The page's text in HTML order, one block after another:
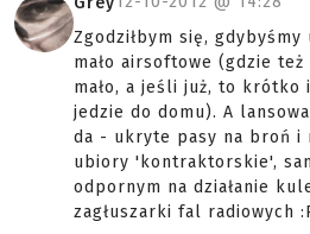
Zgodziłbym się,
mało airsoftowe (gdzie
mało, a jeśli już, to krótko
jedzie do domu). A
da - ukryte pasy na broń i
ubiory 'kontraktorskie',
odpornym na działanie
zagłuszarki fal radiowych